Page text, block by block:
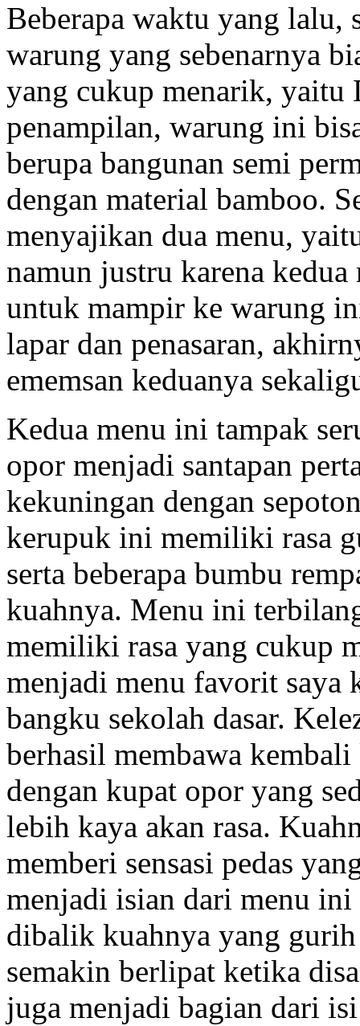
Beberapa waktu yang lalu,
warung yang sebenarnya
yang cukup menarik, yaitu
penampilan, warung ini
berupa bangunan semi
dengan material bamboo.
menyajikan dua menu,
namun justru karena
untuk mampir ke warung
lapar dan penasaran,
ememsan keduanya
Kedua menu ini tampak
opor menjadi santapan
kekuningan dengan
kerupuk ini memiliki rasa
serta beberapa bumbu
kuahnya. Menu ini
memiliki rasa yang cukup
menjadi menu favorit saya
bangku sekolah dasar.
berhasil membawa
dengan kupat opor yang
lebih kaya akan rasa.
memberi sensasi pedas
menjadi isian dari menu ini
dibalik kuahnya yang
semakin berlipat ketika
juga menjadi bagian dari